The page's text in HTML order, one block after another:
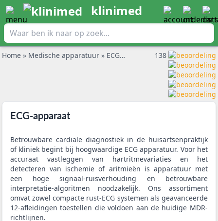
klinimed
Home » Medische apparatuur » ECG-apparaat 138
ECG-apparaat
Betrouwbare cardiale diagnostiek in de huisartsenpraktijk
of kliniek begint bij hoogwaardige ECG apparatuur. Voor het
accuraat vastleggen van hartritmevariaties en het
detecteren van ischemie of aritmieën is apparatuur met
een hoge signaal-ruisverhouding en betrouwbare
interpretatie-algoritmen noodzakelijk. Ons assortiment
omvat zowel compacte rust-ECG systemen als geavanceerde
12-afleidingen toestellen die voldoen aan de huidige MDR-
richtlijnen.